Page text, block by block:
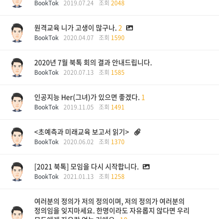
BookTok 2019.07.24 조회 2048
원격교육 니가 고생이 많구나. 2
BookTok 2020.04.07 조회 1590
2020년 7월 북톡 회의 결과 안내드립니다.
BookTok 2020.07.13 조회 1585
인공지능 Her(그녀)가 있으면 좋겠다. 1
BookTok 2019.11.05 조회 1491
<초예측과 미래교육 보고서 읽기>
BookTok 2020.06.02 조회 1370
[2021 북톡] 모임을 다시 시작합니다.
BookTok 2021.01.13 조회 1258
여러분의 정의가 저의 정의이며, 저의 정의가 여러분의
정의임을 잊지마세요. 한명이라도 자유롭지 않다면 우리